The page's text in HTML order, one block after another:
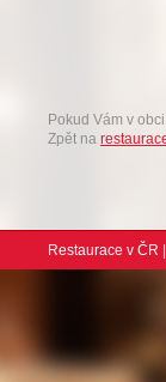
Pokud Vám v
Zpět na
Restaurace v ČR